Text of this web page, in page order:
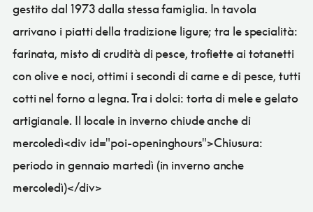
gestito dal 1973 dalla stessa famiglia. In tavola
arrivano i piatti della tradizione ligure; tra le specialità:
farinata, misto di crudità di pesce, trofiette ai totanetti
con olive e noci, ottimi i secondi di carne e di pesce, tutti
cotti nel forno a legna. Tra i dolci: torta di mele e gelato
artigianale. Il locale in inverno chiude anche di
mercoledì<div id="poi-openinghours">Chiusura:
periodo in gennaio martedì (in inverno anche
mercoledì)</div>